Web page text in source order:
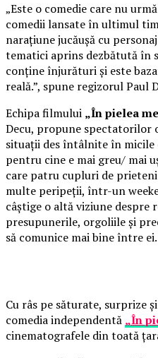
„Este o comedie care nu
comedii lansate în ultimul
narațiune jucăușă cu
tematici aprins dezbătută în
conține înjurături și este
reală.”, spune regizorul Paul
Echipa filmului „În pielea
Decu, propune spectatorilor
situații des întâlnite în
pentru cine e mai greu/ mai
care patru cupluri de
multe peripeții, într-un
câștige o altă viziune despre
presupunerile, orgoliile și
să comunice mai bine între ei.
Cu râs pe săturate, surprize
comedia independentă „În
cinematografele din toată